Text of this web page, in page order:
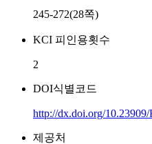
245-272(28쪽)
KCI 피인용횟수
2
DOI식별코드
http://dx.doi.org/
제공처